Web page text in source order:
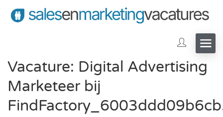
Vacature: Digital Advertising
Marketeer bij